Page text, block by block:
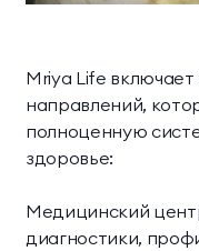
Mriya Life
направлений,
полноценную
здоровье:
Медицинский
диагностики,